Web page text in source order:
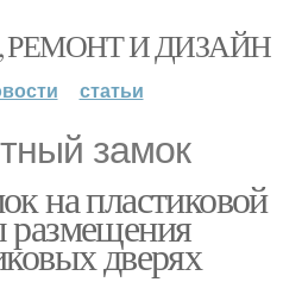
РЕМОНТ И ДИЗАЙН
статьи
замок
на пластиковой
размещения
дверях